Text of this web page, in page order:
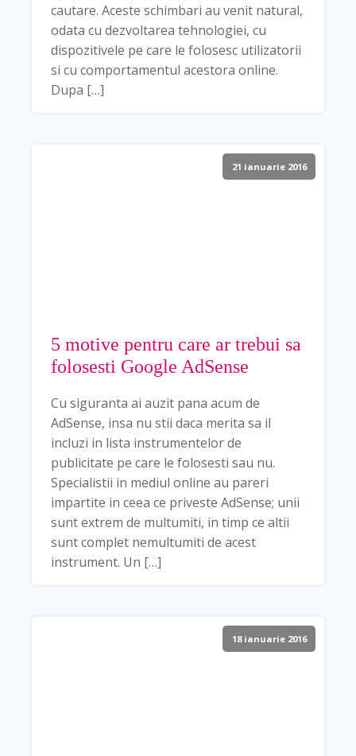
cautare. Aceste schimbari au venit natural,
odata cu dezvoltarea tehnologiei, cu
dispozitivele pe care le folosesc utilizatorii
si cu comportamentul acestora online.
Dupa […]
21 ianuarie 2016
5 motive pentru care ar trebui sa
folosesti Google AdSense
Cu siguranta ai auzit pana acum de
AdSense, insa nu stii daca merita sa il
incluzi in lista instrumentelor de
publicitate pe care le folosesti sau nu.
Specialistii in mediul online au pareri
impartite in ceea ce priveste AdSense; unii
sunt extrem de multumiti, in timp ce altii
sunt complet nemultumiti de acest
instrument. Un […]
18 ianuarie 2016